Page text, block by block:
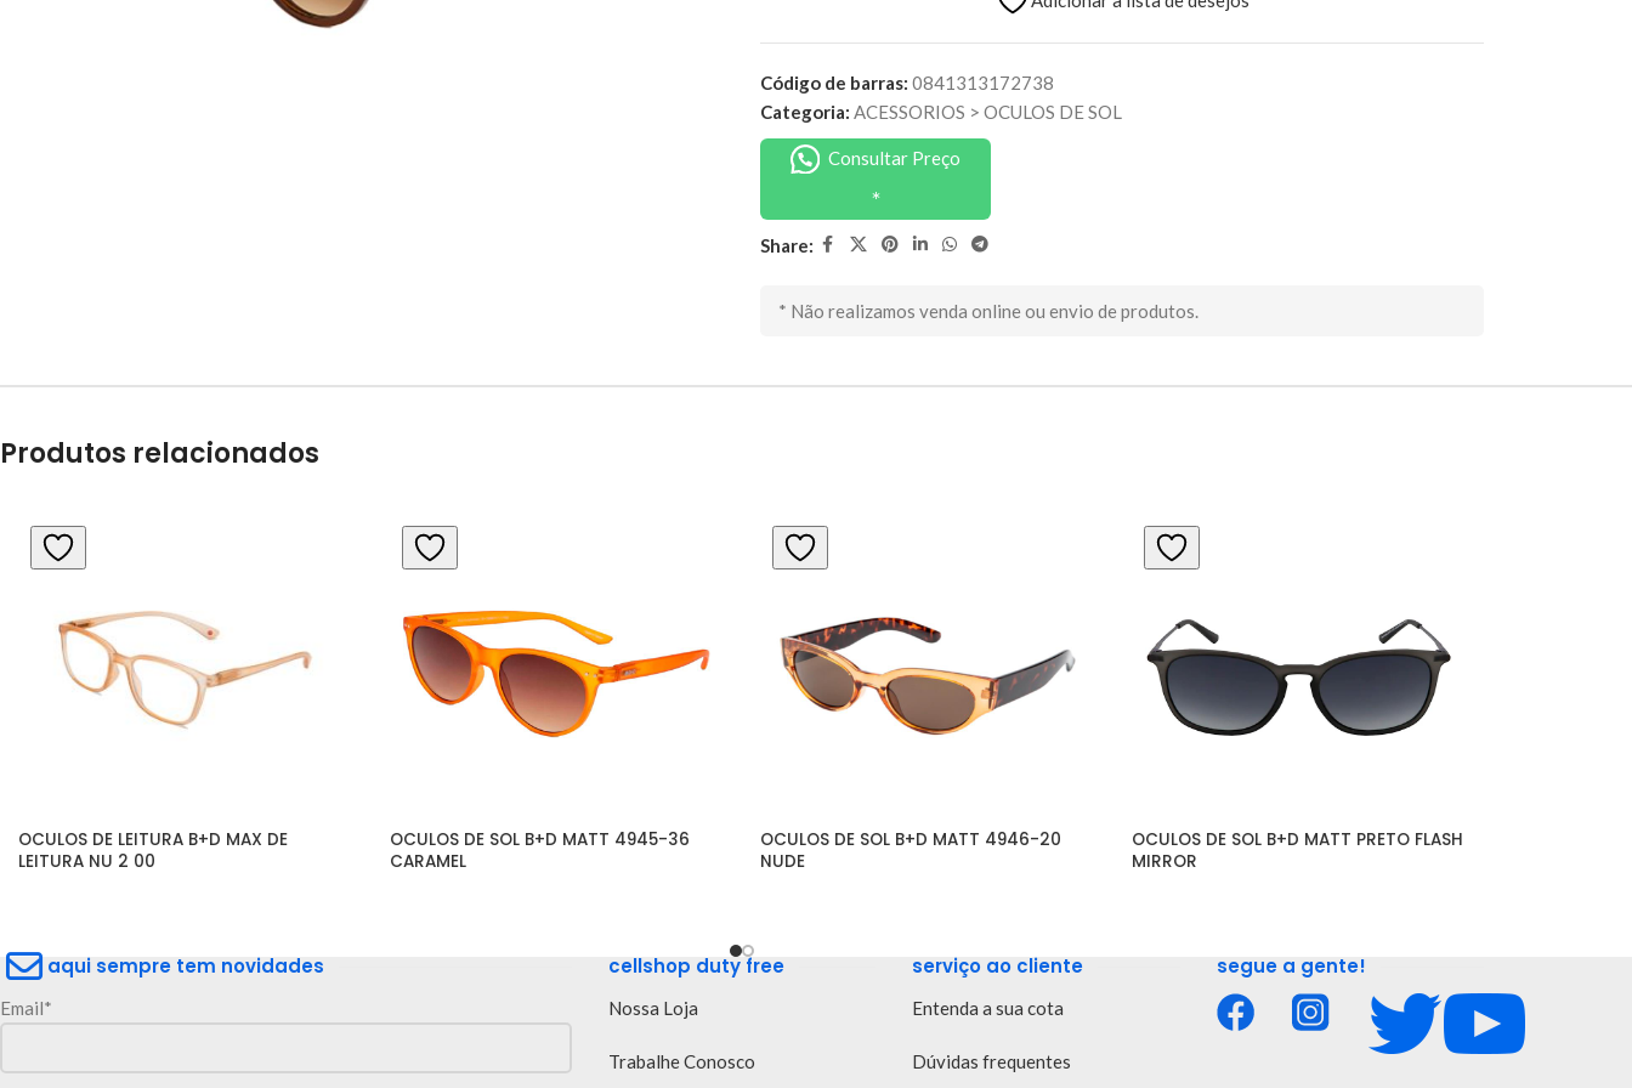
Código de barras: 0841313172738
Categoria: ACESSORIOS > OCULOS DE SOL
Consultar Preço
Share:
* Não realizamos venda online ou envio de produtos.
Produtos relacionados
OCULOS DE LEITURA B+D MAX DE
LEITURA NU 2 00
OCULOS DE SOL B+D MATT 4945-36
CARAMEL
OCULOS DE SOL B+D MATT 4946-20
NUDE
OCULOS DE SOL B+D MATT PRETO FLASH
MIRROR
aqui sempre tem novidades
Email*
cellshop duty free
Nossa Loja
Trabalhe Conosco
serviço ao cliente
Entenda a sua cota
Dúvidas frequentes
segue a gente!